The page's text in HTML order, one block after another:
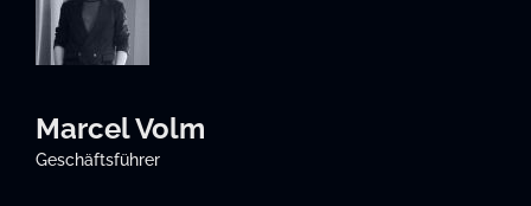
Marcel Volm
Geschäftsführer